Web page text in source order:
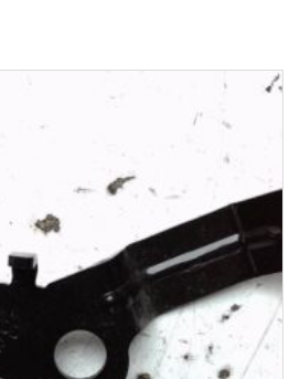
1-3 Werktage